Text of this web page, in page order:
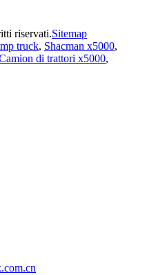
riservati.Sitemap
truck, Shacman x5000,
di trattori x5000,